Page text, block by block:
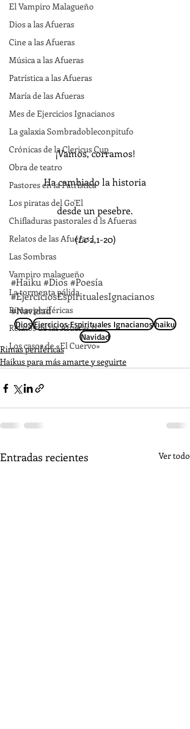
El Vampiro Malagueño
Dios a las Afueras
Cine a las Afueras
Música a las Afueras
Patrística a las Afueras
María de las Afueras
Mes de Ejercicios Ignacianos
La galaxia Sombradobleconpitufo
Crónicas de la Clericus Cup
Obra de teatro
Pastores en la Patrística
Los piratas del Go'El
Chifladuras pastorales d ls Afueras
Relatos de las Afueras I
Las Sombras
Vampiro malagueño
La tormenta pálida
Rimas periféricas
Relatos de las Afueras II
Los casos de «El Cuervo»
¡Vamos, corramos!
Ha cambiado la historia
desde un pesebre.
(Lc 2,1-20)
#Haiku#Dios#Poesía
#EjerciciosEspiritualesIgnacianos
#Navidad
Dios Ejercicios Espirituales Ignacianos haiku
Navidad
Rimas periféricas
Haikus para más amarte y seguirte
Entradas recientes Ver todo